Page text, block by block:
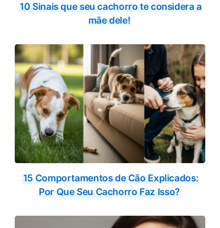
10 Sinais que seu cachorro te considera a
mãe dele!
15 Comportamentos de Cão Explicados:
Por Que Seu Cachorro Faz Isso?